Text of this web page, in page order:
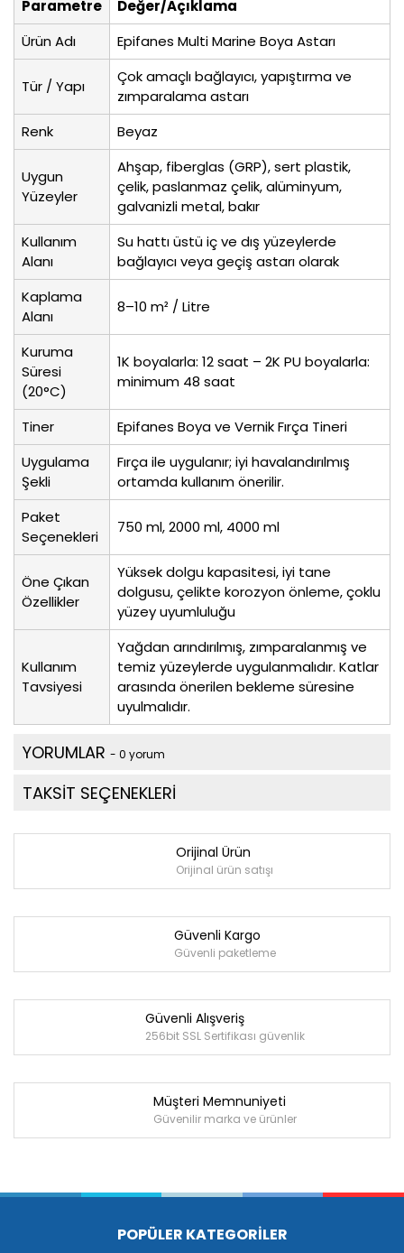
Parametre
Değer/Açıklama
Ürün Adı
Epifanes Multi Marine Boya Astarı
Tür / Yapı
Çok amaçlı bağlayıcı, yapıştırma ve
zımparalama astarı
Renk
Beyaz
Uygun
Yüzeyler
Ahşap, fiberglas (GRP), sert plastik,
çelik, paslanmaz çelik, alüminyum,
galvanizli metal, bakır
Kullanım
Alanı
Su hattı üstü iç ve dış yüzeylerde
bağlayıcı veya geçiş astarı olarak
Kaplama
Alanı
8–10 m² / Litre
Kuruma
Süresi
(20°C)
1K boyalarla: 12 saat – 2K PU boyalarla:
minimum 48 saat
Tiner
Epifanes Boya ve Vernik Fırça Tineri
Uygulama
Şekli
Fırça ile uygulanır; iyi havalandırılmış
ortamda kullanım önerilir.
Paket
Seçenekleri
750 ml, 2000 ml, 4000 ml
Öne Çıkan
Özellikler
Yüksek dolgu kapasitesi, iyi tane
dolgusu, çelikte korozyon önleme, çoklu
yüzey uyumluluğu
Kullanım
Tavsiyesi
Yağdan arındırılmış, zımparalanmış ve
temiz yüzeylerde uygulanmalıdır. Katlar
arasında önerilen bekleme süresine
uyulmalıdır.
YORUMLAR - 0 yorum
TAKSİT SEÇENEKLERİ
Orijinal Ürün
Orijinal ürün satışı
Güvenli Kargo
Güvenli paketleme
Güvenli Alışveriş
256bit SSL Sertifikası güvenlik
Müşteri Memnuniyeti
Güvenilir marka ve ürünler
POPÜLER KATEGORİLER